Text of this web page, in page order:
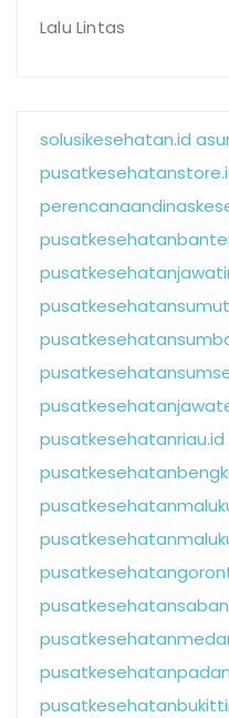
Lalu Lintas
solusikesehatan.id
pusatkesehatanriau.id